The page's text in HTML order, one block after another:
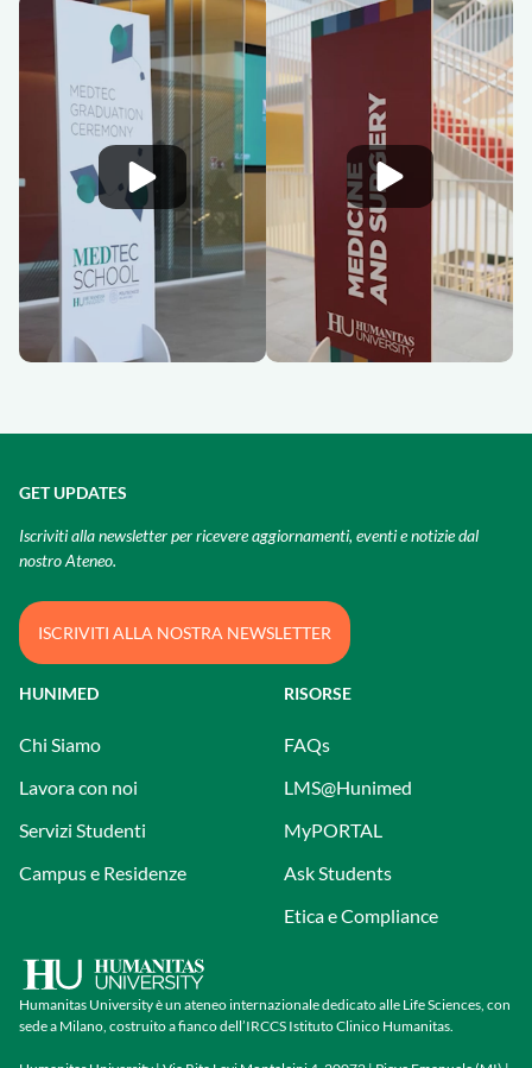
Humanitas University è un ateneo internazionale dedicato alle Life Sciences, con
sede a Milano, costruito a fianco dell’IRCCS Istituto Clinico Humanitas.
HUNIMED
Chi Siamo
Lavora con noi
Servizi Studenti
Campus e Residenze
RISORSE
FAQs
LMS@Hunimed
MyPORTAL
Ask Students
Etica e Compliance
GET UPDATES
Iscriviti alla newsletter per ricevere aggiornamenti, eventi e notizie dal
nostro Ateneo.
ISCRIVITI ALLA NOSTRA NEWSLETTER